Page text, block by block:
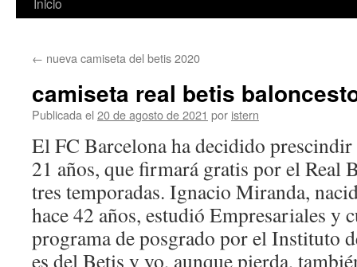
contenido
← nueva camiseta del betis 2020
camiseta real betis
Publicada el 20 de agosto de 2021 por istern
El FC Barcelona ha decidido
21 años, que firmará gratis por el Real
tres temporadas. Ignacio Miranda,
hace 42 años, estudió Empresariales y
programa de posgrado por el Instituto
es del Betis y yo, aunque pierda,